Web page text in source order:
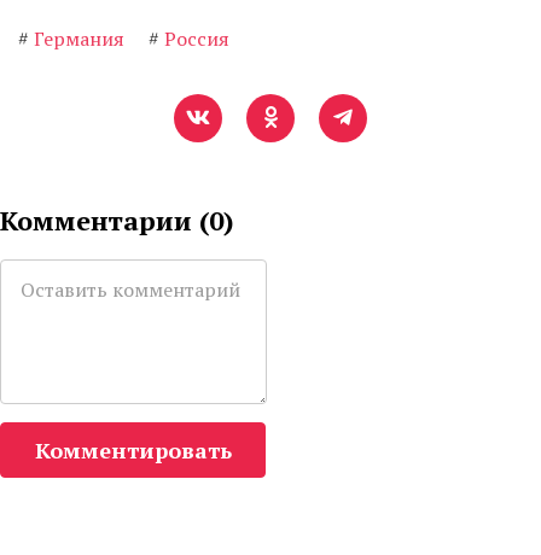
# Германия # Россия
Комментарии (0)
Комментировать